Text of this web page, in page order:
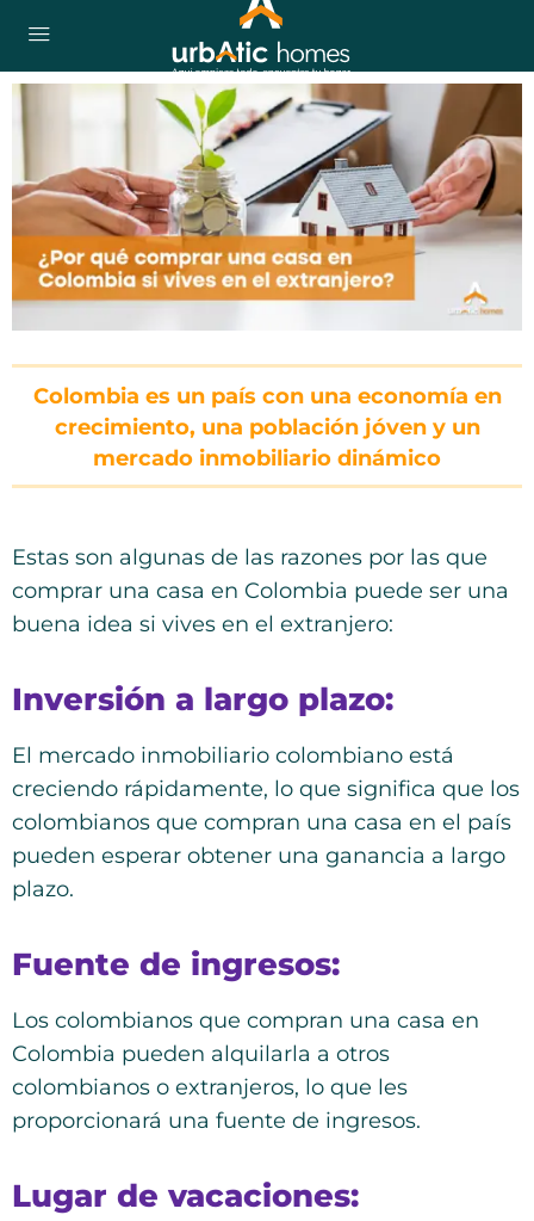
Colombia es un país con una economía en
crecimiento, una población jóven y un
mercado inmobiliario dinámico
Estas son algunas de las razones por las que
comprar una casa en Colombia puede ser una
buena idea si vives en el extranjero:
Inversión a largo plazo:
El mercado inmobiliario colombiano está
creciendo rápidamente, lo que significa que los
colombianos que compran una casa en el país
pueden esperar obtener una ganancia a largo
plazo.
Fuente de ingresos:
Los colombianos que compran una casa en
Colombia pueden alquilarla a otros
colombianos o extranjeros, lo que les
proporcionará una fuente de ingresos.
Lugar de vacaciones: